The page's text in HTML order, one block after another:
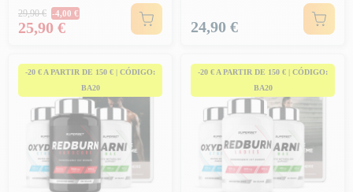
Precio habitual
29,90 € -4,00 €
Precio
25,90 € Precio
24,90 €
-20 € A PARTIR DE 150 € | CÓDIGO:
BA20
-20 € A PARTIR DE 150 € | CÓDIGO:
BA20